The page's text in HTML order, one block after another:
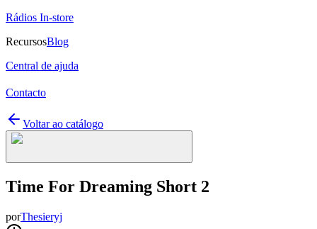
Rádios In-store
RecursosBlog
Central de ajuda
Contacto
Voltar ao catálogo
Time For Dreaming Short 2
porThesieryj